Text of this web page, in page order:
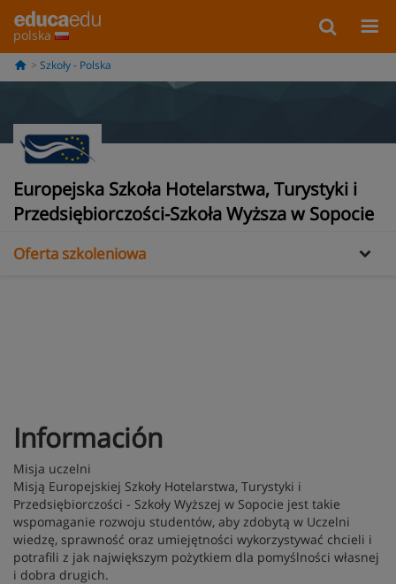
polska
Szkoły - Polska
Europejska Szkoła Hotelarstwa, Turystyki i
Przedsiębiorczości-Szkoła Wyższa w Sopocie
Informacje
Oferta szkoleniowa
Información
Misja uczelni
Misją Europejskiej Szkoły Hotelarstwa, Turystyki i
Przedsiębiorczości - Szkoły Wyższej w Sopocie jest takie
wspomaganie rozwoju studentów, aby zdobytą w Uczelni
wiedzę, sprawność oraz umiejętności wykorzystywać chcieli i
potrafili z jak największym pożytkiem dla pomyślności własnej
i dobra drugich.